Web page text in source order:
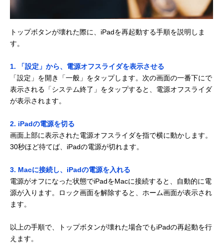
トップボタンが壊れた際に、iPadを再起動する手順を説明しま
す。
1. 「設定」から、電源オフスライダを表示させる
「設定」を開き「一般」をタップします。次の画面の一番下にで
表示される「システム終了」をタップすると、電源オフスライダ
が表示されます。
2. iPadの電源を切る
画面上部に表示された電源オフスライダを指で横に動かします。
30秒ほど待てば、iPadの電源が切れます。
3. Macに接続し、iPadの電源を入れる
電源がオフになった状態でiPadをMacに接続すると、自動的に電
源が入ります。ロック画面を解除すると、ホーム画面が表示され
ます。
以上の手順で、トップボタンが壊れた場合でもiPadの再起動を行
えます。